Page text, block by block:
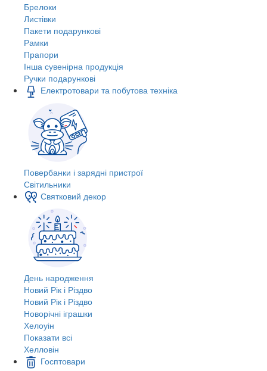
Брелоки
Листівки
Пакети подарункові
Рамки
Прапори
Інша сувенірна продукція
Ручки подарункові
Електротовари та побутова техніка
Повербанки і зарядні пристрої
Світильники
Святковий декор
День народження
Новий Рік і Різдво
Новий Рік і Різдво
Новорічні іграшки
Хелоуін
Показати всі
Хелловін
Госптовари